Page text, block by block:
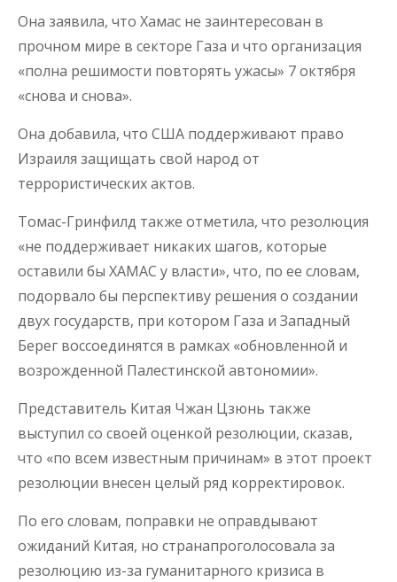
Она заявила, что Хамас не заинтересован в
прочном мире в секторе Газа и что организация
«полна решимости повторять ужасы» 7 октября
«снова и снова».
Она добавила, что США поддерживают право
Израиля защищать свой народ от
террористических актов.
Томас-Гринфилд также отметила, что резолюция
«не поддерживает никаких шагов, которые
оставили бы ХАМАС у власти», что, по ее словам,
подорвало бы перспективу решения о создании
двух государств, при котором Газа и Западный
Берег воссоединятся в рамках «обновленной и
возрожденной Палестинской автономии».
Представитель Китая Чжан Цзюнь также
выступил со своей оценкой резолюции, сказав,
что «по всем известным причинам» в этот проект
резолюции внесен целый ряд корректировок.
По его словам, поправки не оправдывают
ожиданий Китая, но странапроголосовала за
резолюцию из-за гуманитарного кризиса в